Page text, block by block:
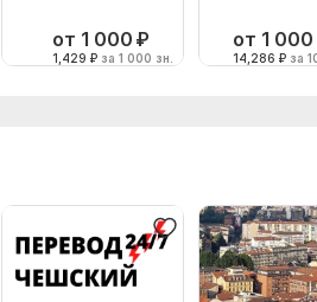
от 1 000 ₽
1,429 ₽ за 1 000 зн.
от 1 000
14,286 ₽ за